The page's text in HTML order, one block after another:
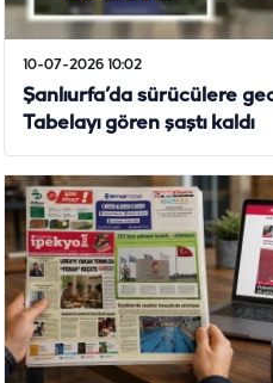
10-07-2026 10:02
Şanlıurfa’da sürücülere
Tabelayı gören şaştı kaldı